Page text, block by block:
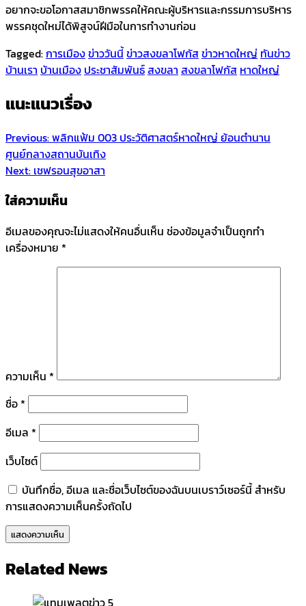
อยากจะขอโอกาสสมาชิกพรรคให้คณะผู้บริหารและกรรมการบริหาร
พรรคชุดใหม่ได้พิสูจน์ฝีมือในการทำงานก่อน
Tagged:การเมืองข่าววันนี้ข่าวสงขลาโฟกัสข่าวหาดใหญ่ ทันข่าว
บ้านเรา บ้านเมือง ประชาสัมพันธ์สงขลา สงขลาโฟกัส หาดใหญ่
แนะแนวเรื่อง
Previous:พลิกแฟ้ม 003 ประวัติศาสตร์หาดใหญ่ ย้อนตำนาน
ศูนย์กลางสถานบันเทิง
Next: เชฟรอนสุขอาสา
ใส่ความเห็น
อีเมลของคุณจะไม่แสดงให้คนอื่นเห็น ช่องข้อมูลจำเป็นถูกทำ
เครื่องหมาย *
ความเห็น *
ชื่อ *
อีเมล *
เว็บไซต์
บันทึกชื่อ, อีเมล และชื่อเว็บไซต์ของฉันบนเบราว์เซอร์นี้ สำหรับ
การแสดงความเห็นครั้งถัดไป
Related News